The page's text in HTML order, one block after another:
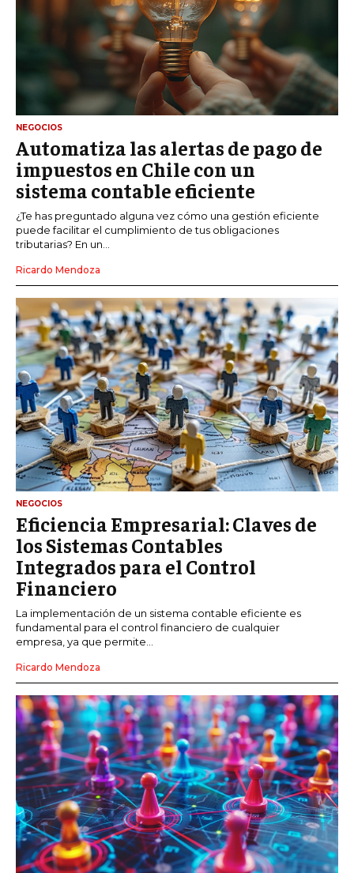
NEGOCIOS
Automatiza las alertas de pago de
impuestos en Chile con un
sistema contable eficiente
¿Te has preguntado alguna vez cómo una gestión eficiente
puede facilitar el cumplimiento de tus obligaciones
tributarias? En un...
Ricardo Mendoza
NEGOCIOS
Eficiencia Empresarial: Claves de
los Sistemas Contables
Integrados para el Control
Financiero
La implementación de un sistema contable eficiente es
fundamental para el control financiero de cualquier
empresa, ya que permite...
Ricardo Mendoza